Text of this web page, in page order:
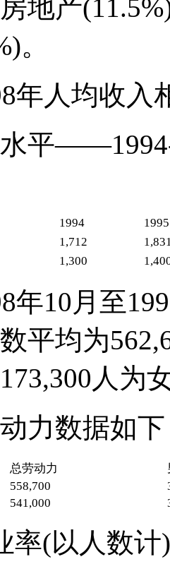
地产
。
年人均收入
平——
1994
1995
1,712
1,300
年10月至
平均为
人为
力数据如
总劳动力
558,700
541,000
率(以人数计)